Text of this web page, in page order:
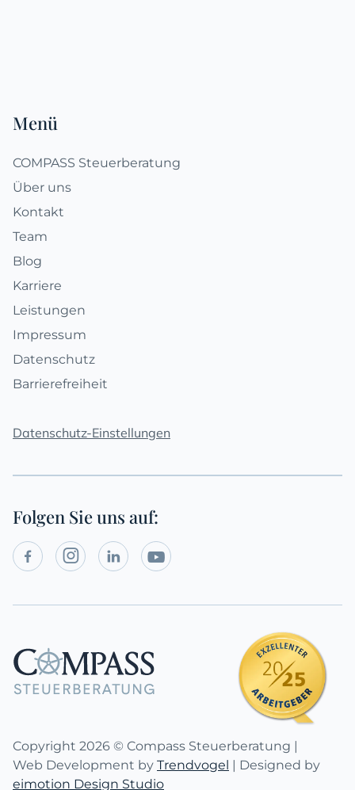
Menü
COMPASS Steuerberatung
Über uns
Kontakt
Team
Blog
Karriere
Leistungen
Impressum
Datenschutz
Barrierefreiheit
Datenschutz-Einstellungen
Folgen Sie uns auf:
Social
Media
Links
   
Copyright 2026 © Compass Steuerberatung |
Web Development by Trendvogel | Designed by
eimotion Design Studio